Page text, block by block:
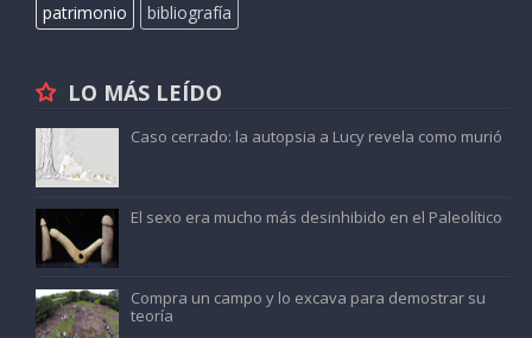
patrimonio
bibliografía
LO MÁS LEÍDO
Caso cerrado: la autopsia a Lucy revela como murió
El sexo era mucho más desinhibido en el Paleolítico
Compra un campo y lo excava para demostrar su
teoría